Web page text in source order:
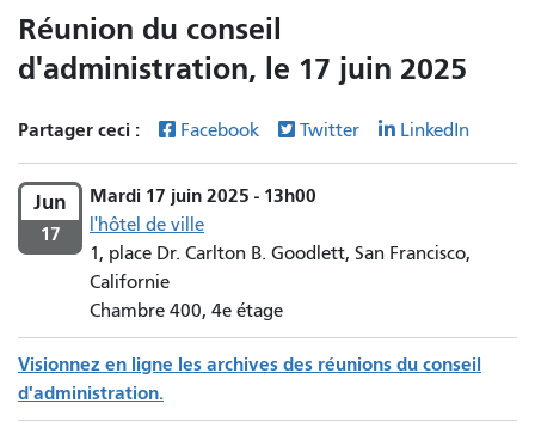
Réunion du conseil
d'administration, le 17 juin 2025
Partager ceci : Facebook Twitter LinkedIn
Jun
17
Mardi 17 juin 2025 - 13h00
l'hôtel de ville
1, place Dr. Carlton B. Goodlett, San Francisco,
Californie
Chambre 400, 4e étage
Visionnez en ligne les archives des réunions du conseil
d'administration.